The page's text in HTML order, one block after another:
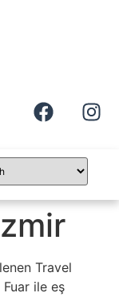
Travel
ile eş